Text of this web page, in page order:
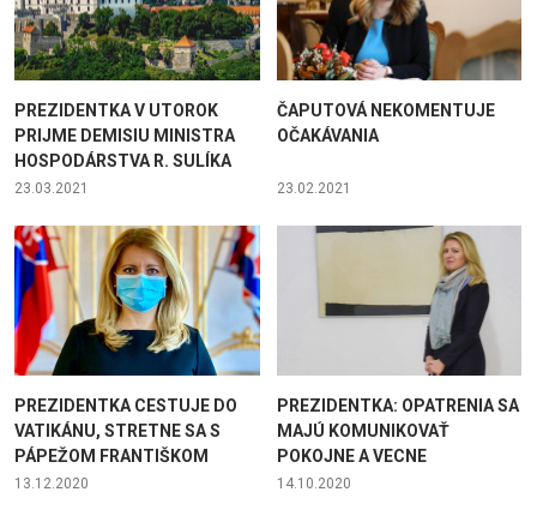
PREZIDENTKA V UTOROK
PRIJME DEMISIU MINISTRA
HOSPODÁRSTVA R. SULÍKA
23.03.2021
ČAPUTOVÁ NEKOMENTUJE
OČAKÁVANIA
23.02.2021
PREZIDENTKA CESTUJE DO
VATIKÁNU, STRETNE SA S
PÁPEŽOM FRANTIŠKOM
13.12.2020
PREZIDENTKA: OPATRENIA SA
MAJÚ KOMUNIKOVAŤ
POKOJNE A VECNE
14.10.2020